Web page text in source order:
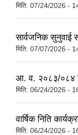
मिति: 07/24/2026 -
सार्वजनिक सुनुवाई
मिति: 07/07/2026 -
आ. व. २०८३/०८४
मिति: 06/24/2026 -
वार्षिक निति
मिति: 06/24/2026 -